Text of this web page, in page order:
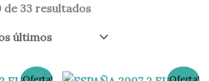
de 33 resultados
El
El